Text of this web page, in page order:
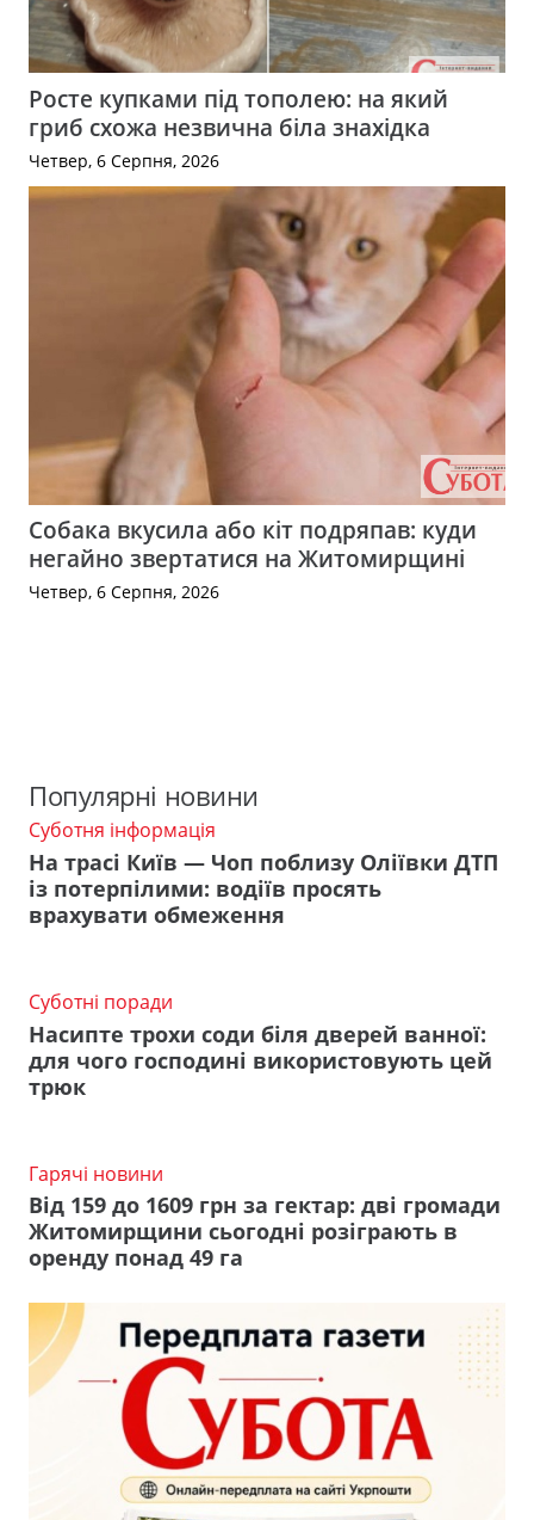
Росте купками під тополею: на який
гриб схожа незвична біла знахідка
Четвер, 6 Серпня, 2026
Собака вкусила або кіт подряпав: куди
негайно звертатися на Житомирщині
Четвер, 6 Серпня, 2026
Популярні новини
Суботня інформація
На трасі Київ — Чоп поблизу Оліївки ДТП
із потерпілими: водіїв просять
врахувати обмеження
Суботні поради
Насипте трохи соди біля дверей ванної:
для чого господині використовують цей
трюк
Гарячі новини
Від 159 до 1609 грн за гектар: дві громади
Житомирщини сьогодні розіграють в
оренду понад 49 га